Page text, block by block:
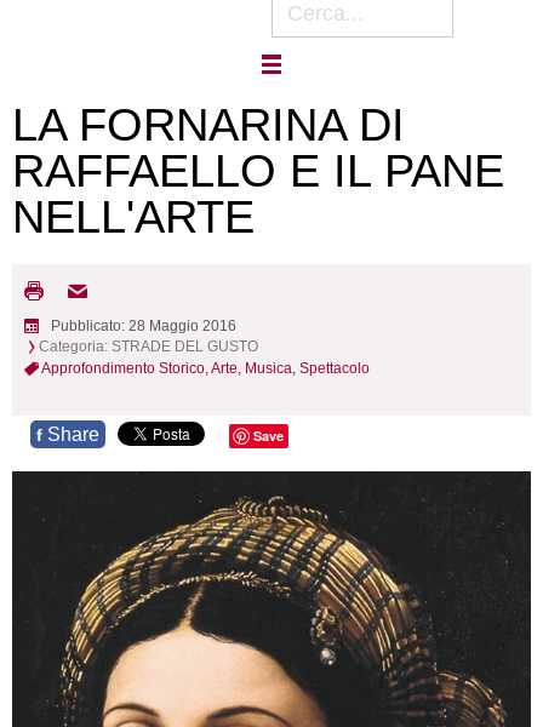
LA FORNARINA DI
RAFFAELLO E IL PANE
NELL'ARTE
Pubblicato: 28 Maggio 2016
Categoria: STRADE DEL GUSTO
Approfondimento Storico,Arte, Musica, Spettacolo
f Share Save